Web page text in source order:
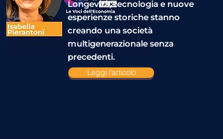
Longevità, tecnologia e nuove
esperienze storiche stanno
creando una società
multigenerazionale senza
precedenti.
Leggi l'articolo